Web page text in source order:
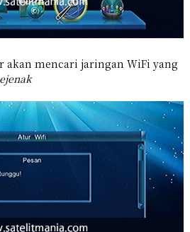
akan mencari jaringan WiFi yang